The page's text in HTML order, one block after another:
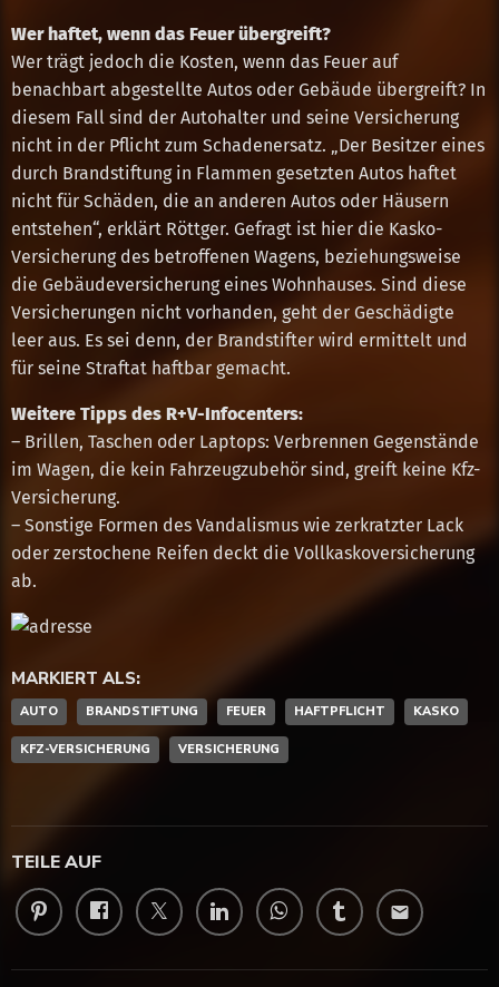
Wer haftet, wenn das Feuer übergreift?
Wer trägt jedoch die Kosten, wenn das Feuer auf
benachbart abgestellte Autos oder Gebäude übergreift? In
diesem Fall sind der Autohalter und seine Versicherung
nicht in der Pflicht zum Schadenersatz. „Der Besitzer eines
durch Brandstiftung in Flammen gesetzten Autos haftet
nicht für Schäden, die an anderen Autos oder Häusern
entstehen“, erklärt Röttger. Gefragt ist hier die Kasko-
Versicherung des betroffenen Wagens, beziehungsweise
die Gebäudeversicherung eines Wohnhauses. Sind diese
Versicherungen nicht vorhanden, geht der Geschädigte
leer aus. Es sei denn, der Brandstifter wird ermittelt und
für seine Straftat haftbar gemacht.
Weitere Tipps des R+V-Infocenters:
– Brillen, Taschen oder Laptops: Verbrennen Gegenstände
im Wagen, die kein Fahrzeugzubehör sind, greift keine Kfz-
Versicherung.
– Sonstige Formen des Vandalismus wie zerkratzter Lack
oder zerstochene Reifen deckt die Vollkaskoversicherung
ab.
MARKIERT ALS:
AUTO BRANDSTIFTUNG FEUER HAFTPFLICHT KASKO
KFZ-VERSICHERUNG VERSICHERUNG
TEILE AUF
email